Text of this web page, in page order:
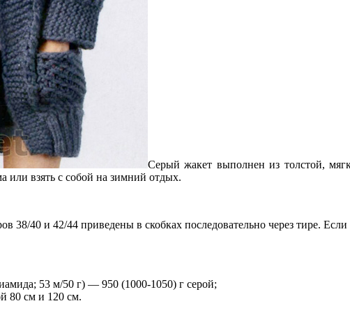
Серый жакет выполнен из толстой,
или взять с собой на зимний отдых.
38/40 и 42/44 приведены в скобках последовательно через тире.
53 м/50 г) — 950 (1000-1050) г серой;
80 см и 120 см.